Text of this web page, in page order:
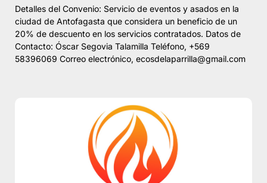
Detalles del Convenio: Servicio de eventos y asados en la
ciudad de Antofagasta que considera un beneficio de un
20% de descuento en los servicios contratados. Datos de
Contacto: Óscar Segovia Talamilla Teléfono, +569
58396069 Correo electrónico, ecosdelaparrilla@gmail.com